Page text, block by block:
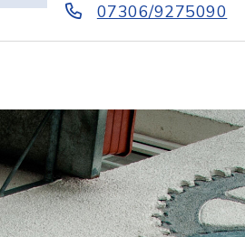
07306/9275090